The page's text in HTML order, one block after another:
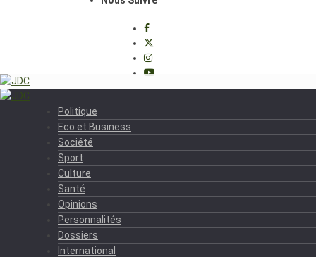
Politique
Eco et Business
Société
Sport
Culture
Santé
Opinions
Personnalités
Dossiers
International